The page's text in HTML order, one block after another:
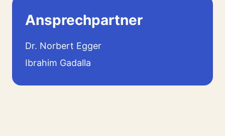
Ansprechpartner
Dr. Norbert Egger
Ibrahim Gadalla